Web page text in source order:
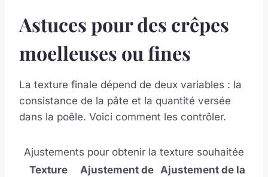
Astuces pour des crêpes
moelleuses ou fines
La texture finale dépend de deux variables : la
consistance de la pâte et la quantité versée
dans la poêle. Voici comment les contrôler.
Ajustements pour obtenir la texture souhaitée
Texture
Ajustement de Ajustement de la